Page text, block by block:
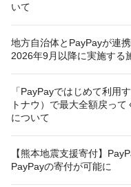
いて
地方自治体とPayPayが連
2026年9月以降に実施する
「PayPayではじめて利用
トナウ）で最大全額戻っ
について
【熊本地震支援寄付】
PayPayの寄付が可能に